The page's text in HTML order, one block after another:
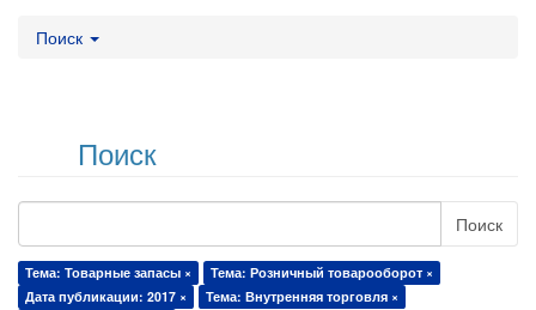
Поиск
Поиск
Поиск
Тема: Товарные запасы ×
Тема: Розничный товарооборот ×
Дата публикации: 2017 ×
Тема: Внутренняя торговля ×